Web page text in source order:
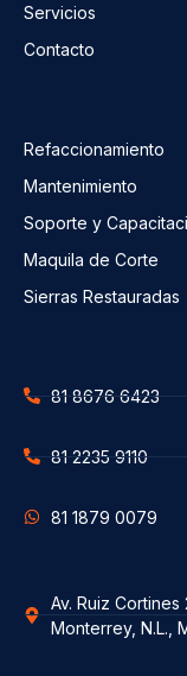
Servicios
Contacto
Refaccionamiento
Mantenimiento
Soporte y
Maquila de Corte
Sierras Restauradas
81 8676 6423
81 2235 9110
81 1879 0079
Av. Ruiz
Monterrey, N.L.,